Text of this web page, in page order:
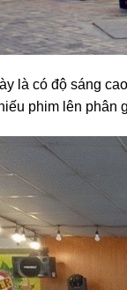
là có độ sáng
phim lên phân